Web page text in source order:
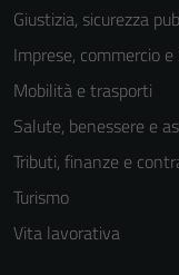
Giustizia, sicurezza
Imprese, commercio e
Mobilità e trasporti
Salute, benessere e
Tributi, finanze e
Turismo
Vita lavorativa